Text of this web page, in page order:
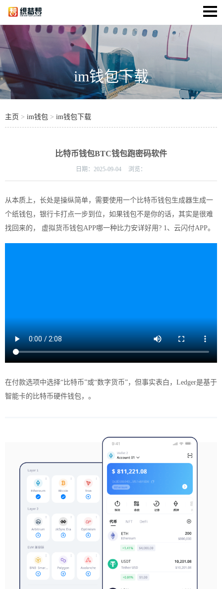
im钱包下载
主页 > im钱包 > im钱包下载
比特币钱包BTC钱包跑密码软件
日期： 2025-09-04 浏览：
从本质上，长处是操纵简单，需要使用一个比特币钱包生成器生成一
个纸钱包 ，银行卡打点一步到位，如果钱包不是你的话，其实是很难
找回来的， 虚拟货币钱包APP哪一种比力安详好用? 1、云闪付APP。
在付款选项中选择“比特币”或“数字货币”，但事实表白，Ledger是基于
智能卡的比特币硬件钱包，。